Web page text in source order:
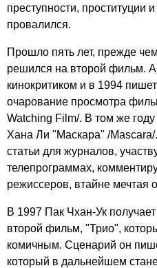
преступности, проституции
провалился.
Прошло пять лет, прежде
решился на второй фильм. А
кинокритиком и в 1994
очарование просмотра
Watching Film/. В том же
Хана Ли "Маскара" /
статьи для журналов,
телепрограммах,
режиссеров, втайне мечтая
В 1997 Пак Чхан-Ук
второй фильм, "Трио",
комичным. Сценарий он
который в дальнейшем